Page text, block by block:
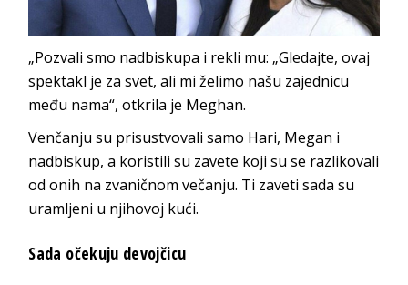
„Pozvali smo nadbiskupa i rekli mu: „Gledajte, ovaj
spektakl je za svet, ali mi želimo našu zajednicu
među nama“, otkrila je Meghan.
Venčanju su prisustvovali samo Hari, Megan i
nadbiskup, a koristili su zavete koji su se razlikovali
od onih na zvaničnom večanju. Ti zaveti sada su
uramljeni u njihovoj kući.
Sada očekuju devojčicu